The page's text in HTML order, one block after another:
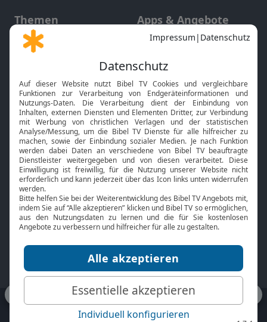
Themen
Gott und Bibel erklärt
Neuigkeiten
Apps & Angebote
Mobile App
Smart TV
HbbTV
Bibelthek Online-Bibel
Nächster Gottesdienst
Bibel TV
Über uns
Jobs
Mediadaten
Service
Kontakt
TV-Empfang
bibeltv.de: Impressum
Datenschutz
Nutzungsbedingungen
Fakten Bibel TV App